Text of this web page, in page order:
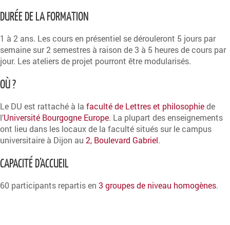
DURÉE DE LA FORMATION
1 à 2 ans. Les cours en présentiel se dérouleront 5 jours par
semaine sur 2 semestres à raison de 3 à 5 heures de cours par
jour. Les ateliers de projet pourront être modularisés.
OÙ ?
Le DU est rattaché à la faculté de Lettres et philosophiede
l’Université Bourgogne Europe. La plupart des enseignements
ont lieu dans les locaux de la faculté situés sur le campus
universitaire à Dijon au 2, Boulevard Gabriel.
CAPACITÉ D’ACCUEIL
60 participants repartis en 3 groupes de niveau homogènes.